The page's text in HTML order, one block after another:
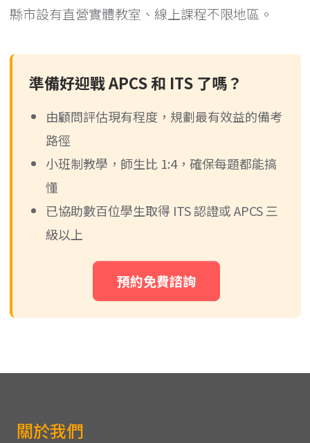
縣市設有直營實體教室、線上課程不限地區。
準備好迎戰 APCS 和 ITS 了嗎？
由顧問評估現有程度，規劃最有效益的備考
路徑
小班制教學，師生比 1:4，確保每題都能搞
懂
已協助數百位學生取得 ITS 認證或 APCS 三
級以上
預約免費諮詢
關於我們